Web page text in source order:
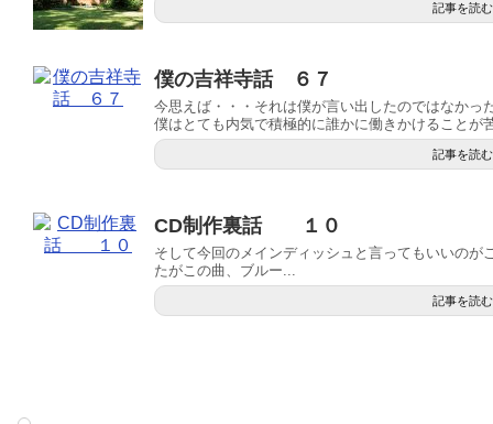
記事を読む
僕の吉祥寺話 ６７
今思えば・・・それは僕が言い出したのではなか
僕はとても内気で積極的に誰かに働きかけることが
記事を読む
CD制作裏話 １０
そして今回のメインディッシュと言ってもいいの
たがこの曲、ブルー...
記事を読む